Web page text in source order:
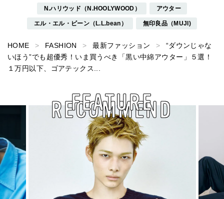
N.ハリウッド（N.HOOLYWOOD） アウター
エル・エル・ビーン（L.L.bean） 無印良品（MUJI)
HOME FASHION 最新ファッション
“ダウンじゃな
いほう”でも超優秀！いま買うべき「黒い中綿アウター」５選！
１万円以下、ゴアテックス...
RECOMMEND
FEATURE